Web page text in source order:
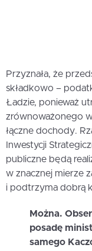
Przyznała, że
składkowo –
Ładzie, ponieważ
zrównoważonego
łączne dochody.
Inwestycji
publiczne będą
w znacznej mierze
i podtrzyma dobrą
Można.
posadę
samego